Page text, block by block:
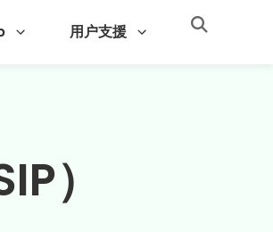
用户支援
）